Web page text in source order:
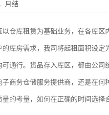
月结
仓库租赁为基础业务，在各库
库房需求，我司将起租面积设
通行。货品存入库区，都由公
商务仓储服务提供商，还是在
的考量，如何在正确的时间选择